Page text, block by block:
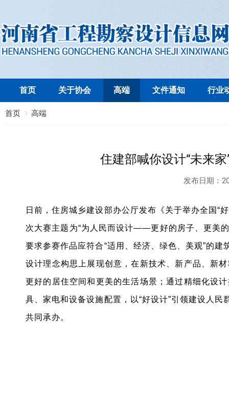
首页 关于协会 高端 文件通知 行业
首页 高端
住建部喊你设计“未来
发布日期：
日前，住房城乡建设部办公厅发布《关于举办全国“
次大赛主题为“为人民而设计——更好的房子、更美
要求参赛作品应符合“适用、经济、绿色、美观”的
设计理念构思上展现创意，在新技术、新产品、新
更好的居住空间和更美的生活场景；通过精细化设
具、家电和设备设施配置，以“好设计”引领建设人民
共同承办。